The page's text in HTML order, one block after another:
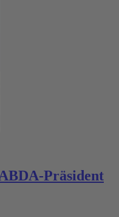
Präsident